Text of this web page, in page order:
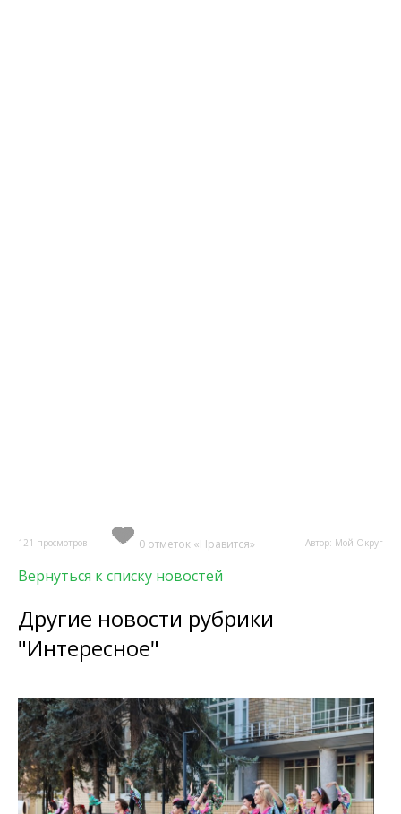
121 просмотров 0 отметок «Нравится» Автор: Мой Округ
Вернуться к списку новостей
Другие новости рубрики
"Интересное"